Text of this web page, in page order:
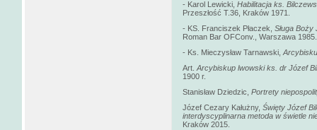
- Karol Lewicki, Habilitacja ks.
Przeszłość T.36, Kraków 1971.
- KS. Franciszek Płaczek, Sługa
Roman Bar OFConv., Warszawa 1985.
- Ks. Mieczysław Tarnawski,
Art. Arcybiskup lwowski ks. dr Józef
1900 r.
Stanisław Dziedzic, Portrety
Józef Cezary Kałużny, Święty Józef
interdyscyplinarna metoda w świetle
Kraków 2015.